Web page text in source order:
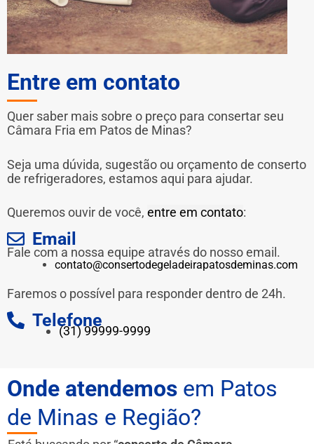
Entre em contato
Quer saber mais sobre o preço para consertar seu
Câmara Fria em Patos de Minas?
Seja uma dúvida, sugestão ou orçamento de conserto
de refrigeradores, estamos aqui para ajudar.
Queremos ouvir de você, entre em contato:
Email
Fale com a nossa equipe através do nosso email.
contato@consertodegeladeirapatosdeminas.com
Faremos o possível para responder dentro de 24h.
Telefone
(31) 99999-9999
Onde atendemos em Patos
de Minas e Região?